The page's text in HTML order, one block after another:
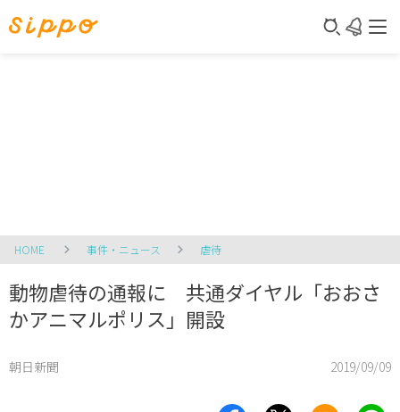
HOME 事件・ニュース 虐待
動物虐待の通報に 共通ダイヤル「おおさ
かアニマルポリス」開設
朝日新聞 2019/09/09